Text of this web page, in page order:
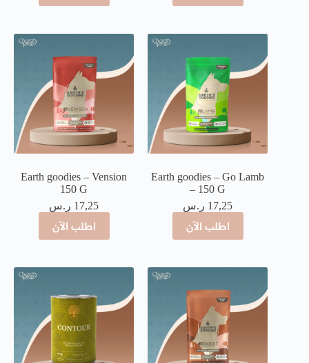
Earth goodies – Go Lamb
– 150 G
17,25 ر.س
اطلب الآن
Earth goodies – Vension
150 G
17,25 ر.س
اطلب الآن